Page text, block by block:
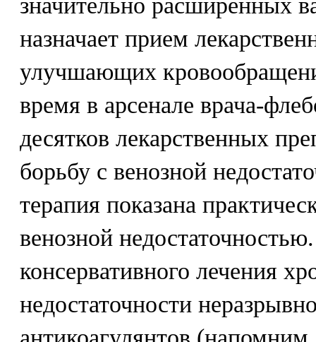
значительно расширенных
назначает прием
улучшающих
время в арсенале врача-
десятков лекарственных
борьбу с венозной
терапия показана
венозной
консервативного лечения
недостаточности